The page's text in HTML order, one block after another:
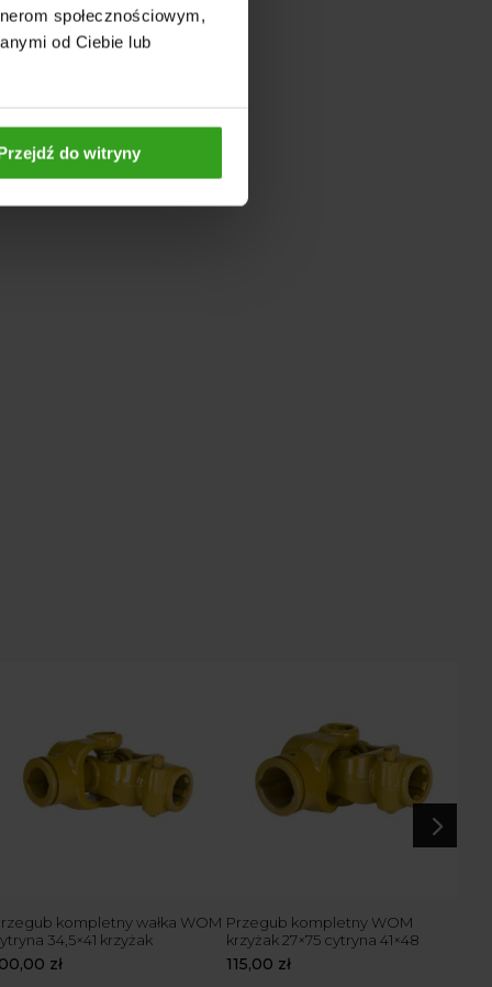
społecznościowym,
od Ciebie lub
do witryny
kompletny wałka WOM
34,5×41 krzyżak
zł
Przegub kompletny WOM
krzyżak 27×75 cytryna 41×48
115,00 zł
5